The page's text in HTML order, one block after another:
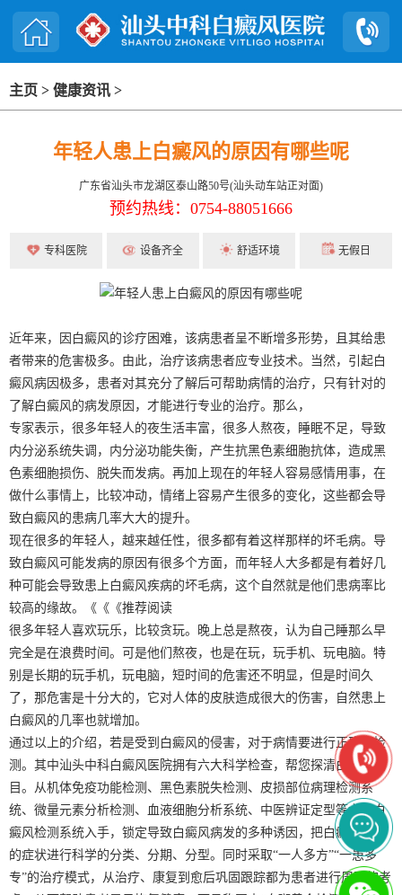
主页 > 健康资讯 >
年轻人患上白癜风的原因有哪些呢
广东省汕头市龙湖区泰山路50号(汕头动车站正对面)
预约热线：0754-88051666
专科医院 设备齐全 舒适环境 无假日
近年来，因白癜风的诊疗困难，该病患者呈不断增多形势，且其给患
者带来的危害极多。由此，治疗该病患者应专业技术。当然，引起白
癜风病因极多，患者对其充分了解后可帮助病情的治疗，只有针对的
了解白癜风的病发原因，才能进行专业的治疗。那么，
专家表示，很多年轻人的夜生活丰富，很多人熬夜，睡眠不足，导致
内分泌系统失调，内分泌功能失衡，产生抗黑色素细胞抗体，造成黑
色素细胞损伤、脱失而发病。再加上现在的年轻人容易感情用事，在
做什么事情上，比较冲动，情绪上容易产生很多的变化，这些都会导
致白癜风的患病几率大大的提升。
现在很多的年轻人，越来越任性，很多都有着这样那样的坏毛病。导
致白癜风可能发病的原因有很多个方面，而年轻人大多都是有着好几
种可能会导致患上白癜风疾病的坏毛病，这个自然就是他们患病率比
较高的缘故。《《《推荐阅读
很多年轻人喜欢玩乐，比较贪玩。晚上总是熬夜，认为自己睡那么早
完全是在浪费时间。可是他们熬夜，也是在玩，玩手机、玩电脑。特
别是长期的玩手机，玩电脑，短时间的危害还不明显，但是时间久
了，那危害是十分大的，它对人体的皮肤造成很大的伤害，自然患上
白癜风的几率也就增加。
通过以上的介绍，若是受到白癜风的侵害，对于病情要进行正确的检
测。其中汕头中科白癜风医院拥有六大科学检查，帮您探清白斑真面
目。从机体免疫功能检测、黑色素脱失检测、皮损部位病理检测系
统、微量元素分析检测、血液细胞分析系统、中医辨证定型等六大白
癜风检测系统入手，锁定导致白癜风病发的多种诱因，把白癜风患者
的症状进行科学的分类、分期、分型。同时采取“一人多方”“一患多
专”的治疗模式，从治疗、康复到愈后巩固跟踪都为患者进行周到的考